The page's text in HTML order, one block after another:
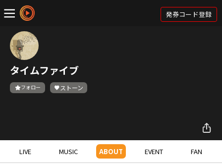
発券コード登録
タイムファイブ
フォロー ストーン
LIVE MUSIC ABOUT EVENT FAN